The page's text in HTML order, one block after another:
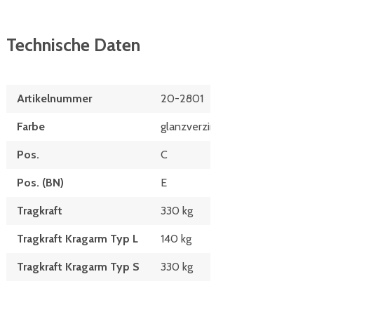
Technische Daten
Artikelnummer 20-2801
Farbe glanzverzinkt
Pos. C
Pos. (BN) E
Tragkraft 330 kg
Tragkraft Kragarm Typ L 140 kg
Tragkraft Kragarm Typ S 330 kg